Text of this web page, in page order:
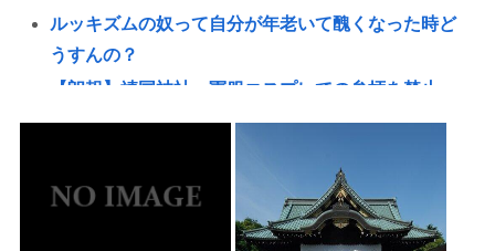
ルッキズムの奴って自分が年老いて醜くなった時ど
うすんの？
【朗報】靖国神社、軍服コスプレでの参拝を禁止へ
www
路…なんだこれ？ [8/8]
タイピング最強になりたいどうすればいいか教えろ